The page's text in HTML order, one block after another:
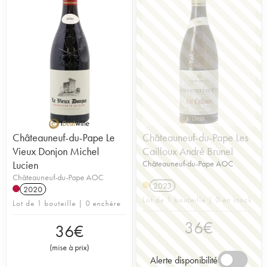
Châteauneuf-du-Pape Le
Vieux Donjon Michel
Lucien
Châteauneuf-du-Pape AOC
2020
Lot de 1 bouteille | 0 enchère
36€
(mise à prix)
Châteauneuf-du-Pape Les
Cailloux André Brunel
Châteauneuf-du-Pape AOC
2023
Lot de 1 bouteille | 0 en stock
36€
Alerte disponibilité